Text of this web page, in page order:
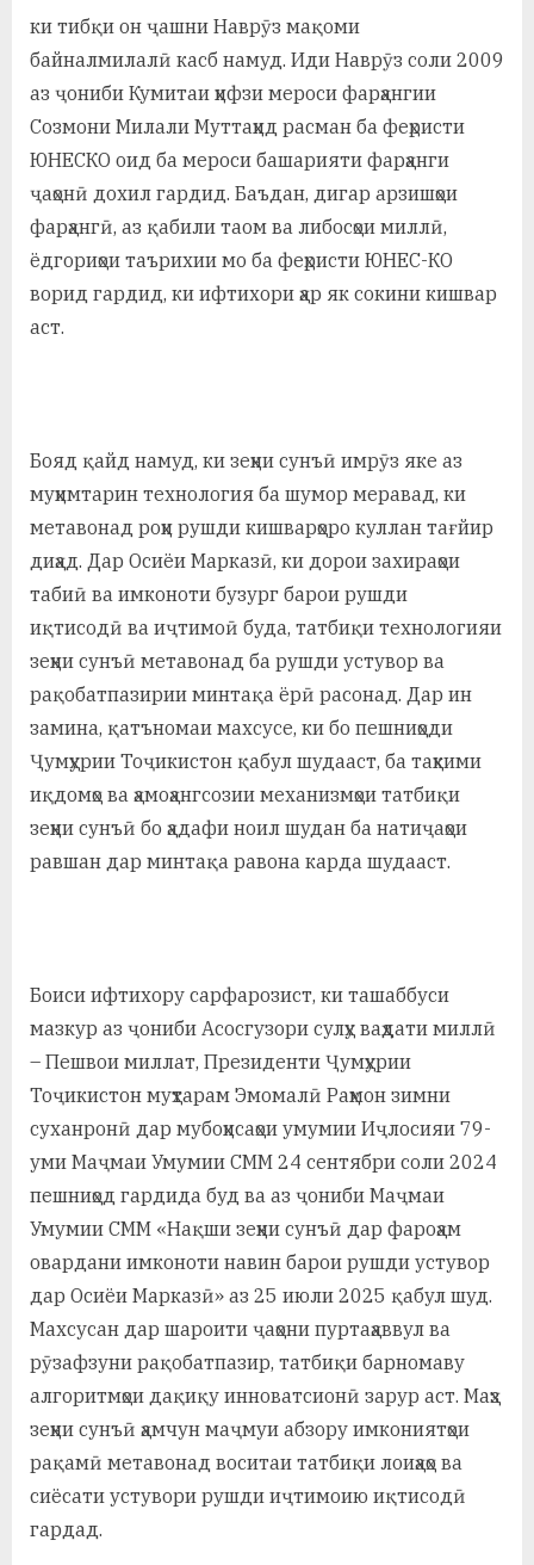
ки тибқи он ҷашни Наврӯз мақоми
байналмилалӣ касб намуд. Иди Наврӯз соли 2009
аз ҷониби Кумитаи ҳифзи мероси фарҳангии
Созмони Милали Муттаҳид расман ба феҳристи
ЮНЕСКО оид ба мероси башарияти фарҳанги
ҷаҳонӣ дохил гардид. Баъдан, дигар арзишҳои
фарҳангӣ, аз қабили таом ва либосҳои миллӣ,
ёдгориҳои таърихии мо ба феҳристи ЮНЕС-КО
ворид гардид, ки ифтихори ҳар як сокини кишвар
аст.
Бояд қайд намуд, ки зеҳни сунъӣ имрӯз яке аз
муҳимтарин технология ба шумор меравад, ки
метавонад роҳи рушди кишварҳоро куллан тағйир
диҳад. Дар Осиёи Марказӣ, ки дорои захираҳои
табиӣ ва имконоти бузург барои рушди
иқтисодӣ ва иҷтимоӣ буда, татбиқи технологияи
зеҳни сунъӣ метавонад ба рушди устувор ва
рақобатпазирии минтақа ёрӣ расонад. Дар ин
замина, қатъномаи махсусе, ки бо пешниҳоди
Ҷумҳурии Тоҷикистон қабул шудааст, ба таҳкими
иқдомҳо ва ҳамоҳангсозии механизмҳои татбиқи
зеҳни сунъӣ бо ҳадафи ноил шудан ба натиҷаҳои
равшан дар минтақа равона карда шудааст.
Боиси ифтихору сарфарозист, ки ташаббуси
мазкур аз ҷониби Асосгузори сулҳу ваҳдати миллӣ
– Пешвои миллат, Президенти Ҷумҳурии
Тоҷикистон муҳтарам Эмомалӣ Раҳмон зимни
суханронӣ дар мубоҳисаҳои умумии Иҷлосияи 79-
уми Маҷмаи Умумии СММ 24 сентябри соли 2024
пешниҳод гардида буд ва аз ҷониби Маҷмаи
Умумии СММ «Нақши зеҳни сунъӣ дар фароҳам
овардани имконоти навин барои рушди устувор
дар Осиёи Марказӣ» аз 25 июли 2025 қабул шуд.
Махсусан дар шароити ҷаҳони пуртаҳаввул ва
рӯзафзуни рақобатпазир, татбиқи барномаву
алгоритмҳои дақиқу инноватсионӣ зарур аст. Маҳз
зеҳни сунъӣ ҳамчун маҷмуи абзору имкониятҳои
рақамӣ метавонад воситаи татбиқи лоиҳаҳо ва
сиёсати устувори рушди иҷтимоию иқтисодӣ
гардад.